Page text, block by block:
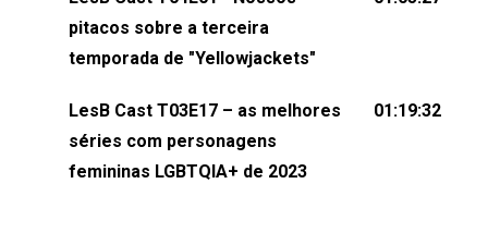
(⁠⁠⁠⁠@brunarfentanes⁠⁠⁠⁠) e Pollyelly FlorêncioEdição de
Naiady Machado
pitacos sobre a terceira
temporada de "Yellowjackets"
LesB Cast T03E17 – as melhores
séries com personagens
femininas LGBTQIA+ de 2023
01:19:32